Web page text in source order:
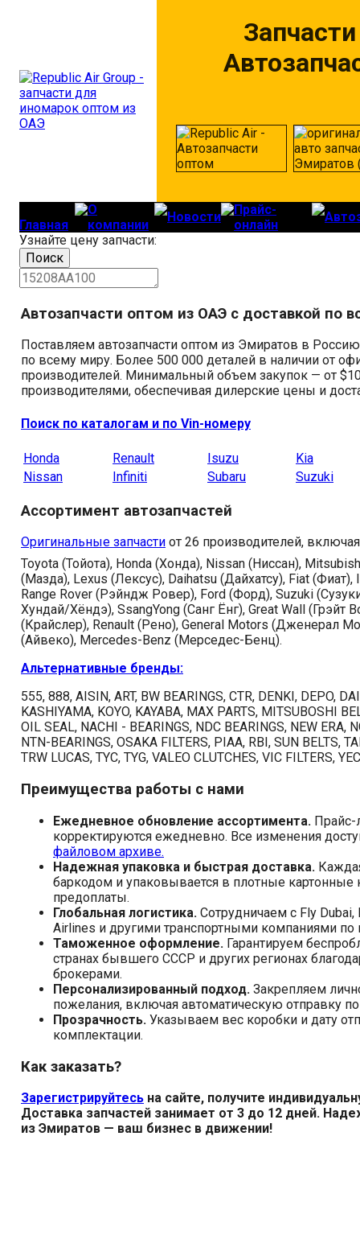
Главная
О
компании
Новости
Прайс-
онлайн
Узнайте цену запчасти:
Автозапчасти оптом из ОАЭ с доставкой по
Поставляем автозапчасти оптом из Эмиратов в
по всему миру. Более 500 000 деталей в наличии от
производителей. Минимальный объем закупок — от
производителями, обеспечивая дилерские цены и
Поиск по каталогам и по Vin-номеру
Honda Renault Isuzu
Kia
Nissan
Infiniti Subaru Suzuki
Ассортимент автозапчастей
Оригинальные запчасти от 26 производителей,
Toyota (Тойота), Honda (Хонда), Nissan (Ниссан),
(Мазда), Lexus (Лексус), Daihatsu (Дайхатсу), Fiat
Range Rover (Рэйндж Ровер), Ford (Форд), Suzuki
Хундай/Хёндэ), SsangYong (Санг Ёнг), Great Wall (Грэйт
(Крайслер), Renault (Рено), General Motors (Дженерал
(Айвеко), Mercedes-Benz (Мерседес-Бенц).
Альтернативные бренды:
555, 888, AISIN, ART, BW BEARINGS, CTR, DENKI, DEPO,
KASHIYAMA, KOYO, KAYABA, MAX PARTS, MITSUBOSHI
OIL SEAL, NACHI - BEARINGS, NDC BEARINGS, NEW ERA,
NTN-BEARINGS, OSAKA FILTERS, PIAA, RBI, SUN BELTS,
TRW LUCAS, TYC, TYG, VALEO CLUTCHES, VIC FILTERS,
Преимущества работы с нами
Ежедневное обновление ассортимента. Прайс-
корректируются ежедневно. Все изменения
файловом архиве.
Надежная упаковка и быстрая доставка.
баркодом и упаковывается в плотные картонные
предоплаты.
Глобальная логистика. Сотрудничаем с Fly Dubai,
Airlines и другими транспортными компаниями
Таможенное оформление. Гарантируем
странах бывшего СССР и других регионах
брокерами.
Персонализированный подход. Закрепляем
пожелания, включая автоматическую отправку
Прозрачность. Указываем вес коробки и дату
комплектации.
Как заказать?
Зарегистрируйтесь на сайте, получите
Доставка запчастей занимает от 3 до 12 дней.
из Эмиратов — ваш бизнес в движении!